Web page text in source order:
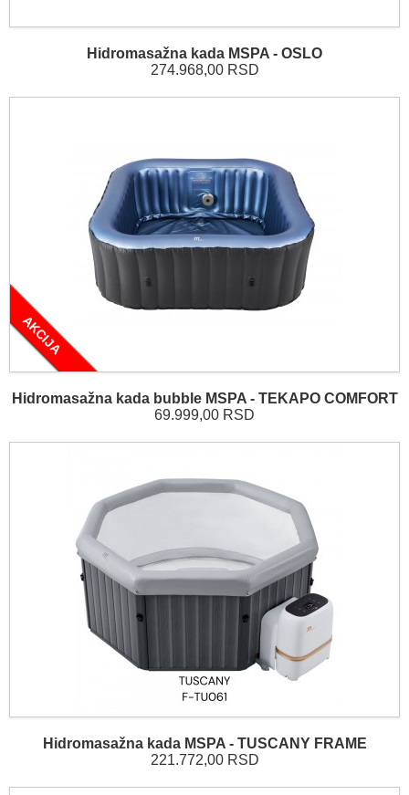
Hidromasažna kada MSPA - OSLO
274.968,00 RSD
AKCIJA
Hidromasažna kada bubble MSPA - TEKAPO COMFORT
69.999,00 RSD
Hidromasažna kada MSPA - TUSCANY FRAME
221.772,00 RSD